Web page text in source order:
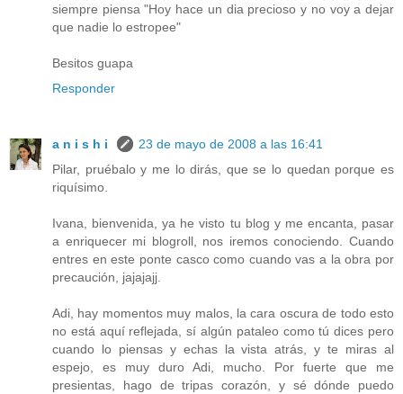
siempre piensa "Hoy hace un dia precioso y no voy a dejar
que nadie lo estropee"
Besitos guapa
Responder
a n i s h i
23 de mayo de 2008 a las 16:41
Pilar, pruébalo y me lo dirás, que se lo quedan porque es
riquísimo.
Ivana, bienvenida, ya he visto tu blog y me encanta, pasar
a enriquecer mi blogroll, nos iremos conociendo. Cuando
entres en este ponte casco como cuando vas a la obra por
precaución, jajajajj.
Adi, hay momentos muy malos, la cara oscura de todo esto
no está aquí reflejada, sí algún pataleo como tú dices pero
cuando lo piensas y echas la vista atrás, y te miras al
espejo, es muy duro Adi, mucho. Por fuerte que me
presientas, hago de tripas corazón, y sé dónde puedo